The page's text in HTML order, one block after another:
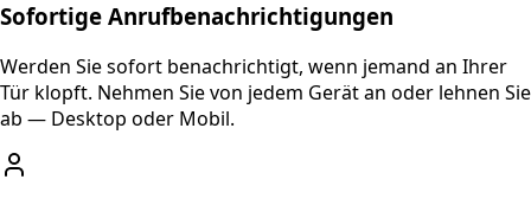
Sofortige Anrufbenachrichtigungen
Werden Sie sofort benachrichtigt, wenn jemand an Ihrer
Tür klopft. Nehmen Sie von jedem Gerät an oder lehnen Sie
ab — Desktop oder Mobil.